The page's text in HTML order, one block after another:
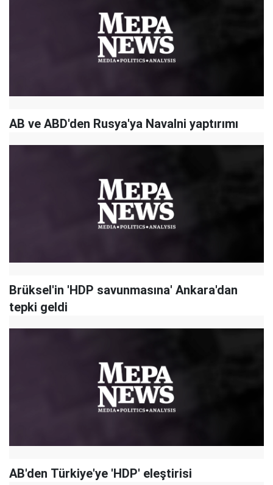
AB ve ABD'den Rusya'ya Navalni yaptırımı
Brüksel'in 'HDP savunmasına' Ankara'dan
tepki geldi
AB'den Türkiye'ye 'HDP' eleştirisi